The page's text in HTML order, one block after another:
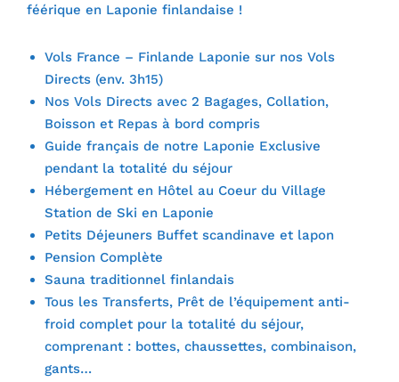
féérique en Laponie finlandaise !
Vols France – Finlande Laponie sur nos Vols
Directs (env. 3h15)
Nos Vols Directs avec 2 Bagages, Collation,
Boisson et Repas à bord compris
Guide français de notre Laponie Exclusive
pendant la totalité du séjour
Hébergement en Hôtel au Coeur du Village
Station de Ski en Laponie
Petits Déjeuners Buffet scandinave et lapon
Pension Complète
Sauna traditionnel finlandais
Tous les Transferts, Prêt de l’équipement anti-
froid complet pour la totalité du séjour,
comprenant : bottes, chaussettes, combinaison,
gants…